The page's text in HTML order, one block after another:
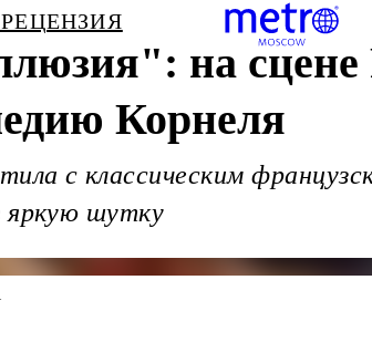
на
Корнеля
с классическим
яркую шутку